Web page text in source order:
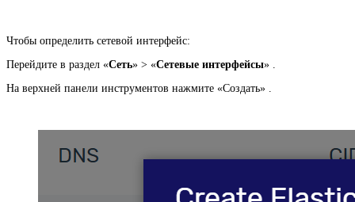
Чтобы определить сетевой интерфейс:
Перейдите в раздел «Сеть» > «Сетевые интерфейсы» .
На верхней панели инструментов нажмите «Создать» .